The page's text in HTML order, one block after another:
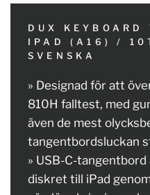
DUX KEYBOARD
IPAD (A16) /
SVENSKA
» Designad för att
810H falltest, med
även de mest
tangentbordsluckan
» USB-C-
diskret till iPad